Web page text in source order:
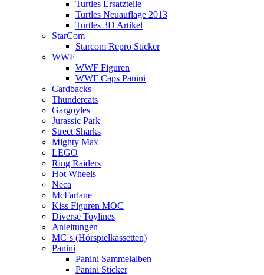
Turtles Ersatzteile
Turtles Neuauflage 2013
Turtles 3D Artikel
StarCom
Starcom Repro Sticker
WWF
WWF Figuren
WWF Caps Panini
Cardbacks
Thundercats
Gargoyles
Jurassic Park
Street Sharks
Mighty Max
LEGO
Ring Raiders
Hot Wheels
Neca
McFarlane
Kiss Figuren MOC
Diverse Toylines
Anleitungen
MC´s (Hörspielkassetten)
Panini
Panini Sammelalben
Panini Sticker